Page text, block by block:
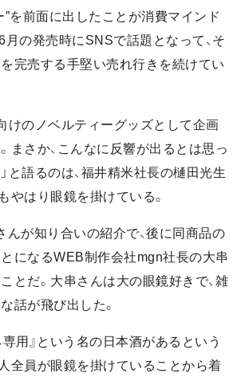
”を前面に出したことが消費マインド
月の発売時にSNSで話題となって、そ
完売する手堅い売れ行きを続けてい
けのノベルティーグッズとして企画
まさか、こんなに反響が出るとは思っ
と語るのは、福井精米社長の樋田光生
やはり眼鏡を掛けている。
んが知り合いの紹介で、後に同商品の
になるWEB制作会社mgn社長の大串
とだ。大串さんは大の眼鏡好きで、雑
話が飛び出した。
専用』という名の日本酒があるという
全員が眼鏡を掛けていることから着